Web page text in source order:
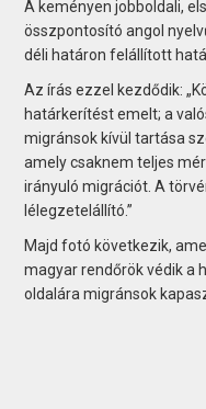
A keményen jobboldali,
összpontosító angol
déli határon felállított
Az írás ezzel kezdődik:
határkerítést emelt; a
migránsok kívül tartása
amely csaknem teljes
irányuló migrációt. A
lélegzetelállító.”
Majd fotó következik,
magyar rendőrök védik a
oldalára migránsok